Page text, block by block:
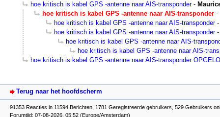
hoe kritisch is kabel GPS -antenne naar AIS-transponder-
hoe kritisch is kabel GPS -antenne naar AIS-transponder -
hoe kritisch is kabel GPS -antenne naar AIS-transponder
hoe kritisch is kabel GPS -antenne naar AIS-transponder
hoe kritisch is kabel GPS -antenne naar AIS-
hoe kritisch is kabel GPS -antenne naar AIS-
hoe kritisch is kabel GPS -antenne naar AIS-transponder
Terug naar het hoofdscherm
91353 Reacties in 11594 Berichten, 1781 Geregistreerde gebruikers, 529 Gebruikers
Forumtijd: 07-08-2026, 05:52 (Europe/Amsterdam)